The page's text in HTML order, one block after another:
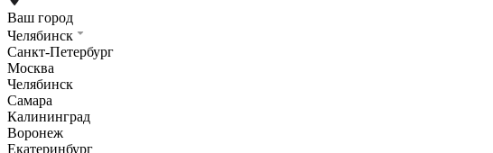
Ваш город
Челябинск
Санкт-Петербург
Москва
Челябинск
Самара
Калининград
Воронеж
Екатеринбург